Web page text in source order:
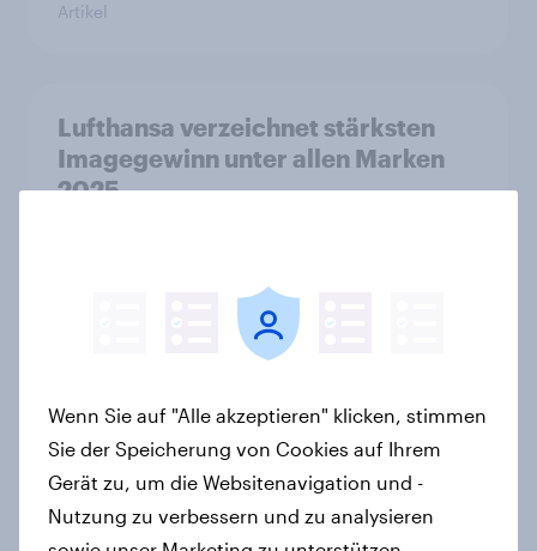
Artikel
Lufthansa verzeichnet stärksten
Imagegewinn unter allen Marken
2025
WhatsApp überholt Samsung in
YouGovs Best Brand Rankings 2026
Artikel
Aldi ist erneut Preis-Leistungs-
Wenn Sie auf "Alle akzeptieren" klicken, stimmen
Sie der Speicherung von Cookies auf Ihrem
Gerät zu, um die Websitenavigation und -
Nutzung zu verbessern und zu analysieren